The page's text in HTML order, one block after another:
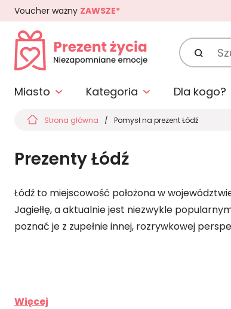
Voucher ważny ZAWSZE*
Szukaj
prezentu:
Miasto Kategoria Dla kogo?
Strona główna Pomysł na prezent Łódź
Prezenty Łódź
Łódź to miejscowość położona w
Jagiełłę, a aktualnie jest niezwykle
poznać je z zupełnie innej, rozrywkowej
Więcej